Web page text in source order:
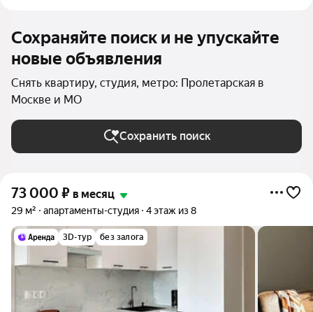
Сохраняйте поиск и не упускайте
новые объявления
Снять квартиру, студия, метро: Пролетарская в
Москве и МО
Сохранить поиск
73 000 ₽ в месяц
29 м² апартаменты-студия 4 этаж из 8
3D-тур без залога